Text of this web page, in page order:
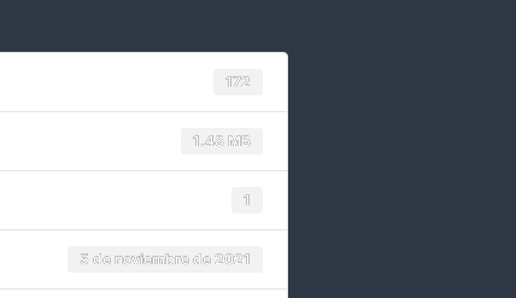
172
1.48 MB
1
5 de noviembre de 2021